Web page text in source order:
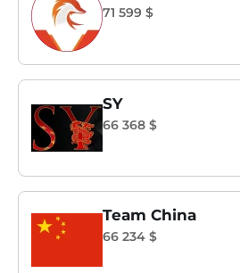
71 599 $
SY
66 368 $
Team China
66 234 $